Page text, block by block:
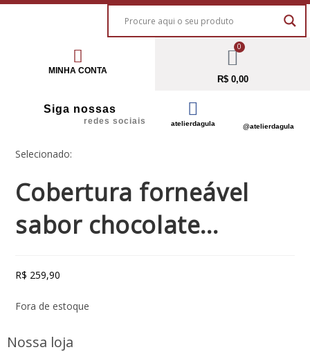
MINHA CONTA
0
R$0,00
Siga nossas
redes sociais atelierdagula @atelierdagula
Selecionado:
Cobertura forneável
sabor chocolate…
R$ 259,90
Fora de estoque
Nossa loja